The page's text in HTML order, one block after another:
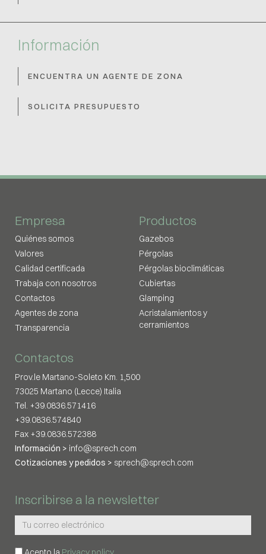
Información
ENCUENTRA UN AGENTE DE ZONA
SOLICITA PRESUPUESTO
Empresa
Quiénes somos
Valores
Calidad certificada
Trabaja con nosotros
Contactos
Agentes de zona
Transparencia
Productos
Gazebos
Pérgolas
Pérgolas bioclimáticas
Cubiertas
Glamping
Acristalamientos y
cerramientos
Contactos
Prov.le Martano-Soleto Km. 1,500
73025 Martano (Lecce) Italia
Tel. +39.0836.571416
+39.0836.574840
Fax +39.0836.572388
Información > info@sprech.com
Cotizaciones y pedidos > sprech@sprech.com
Inscribirse a la newsletter